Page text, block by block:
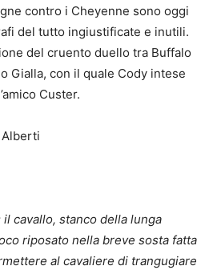
contro i Cheyenne sono oggi
del tutto ingiustificate e inutili.
del cruento duello tra Buffalo
Gialla, con il quale Cody intese
Custer.
Alberti
cavallo, stanco della lunga
riposato nella breve sosta fatta
al cavaliere di trangugiare